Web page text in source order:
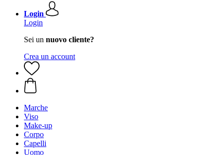
Login
Login
Sei un nuovo cliente?
Crea un account
Marche
Viso
Make-up
Corpo
Capelli
Uomo